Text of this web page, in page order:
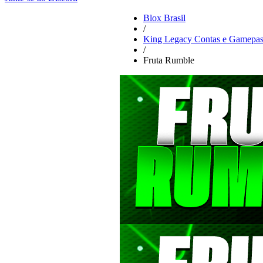
Blox Brasil
/
King Legacy Contas e
/
Fruta Rumble